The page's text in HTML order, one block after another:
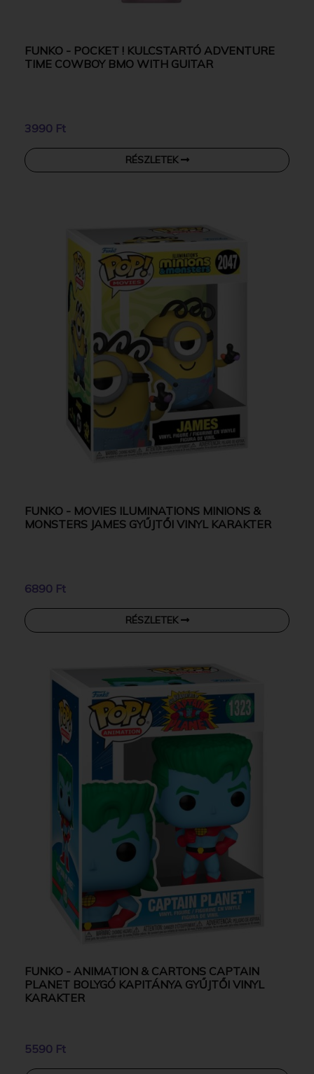
FUNKO - POCKET ! KULCSTARTÓ ADVENTURE
TIME COWBOY BMO WITH GUITAR
3990 Ft
RÉSZLETEK
FUNKO - MOVIES ILUMINATIONS MINIONS &
MONSTERS JAMES GYŰJTŐI VINYL KARAKTER
6890 Ft
RÉSZLETEK
FUNKO - ANIMATION & CARTONS CAPTAIN
PLANET BOLYGÓ KAPITÁNYA GYŰJTŐI VINYL
KARAKTER
5590 Ft